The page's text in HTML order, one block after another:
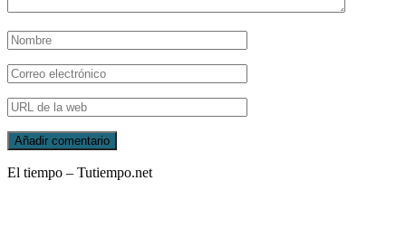
El tiempo – Tutiempo.net